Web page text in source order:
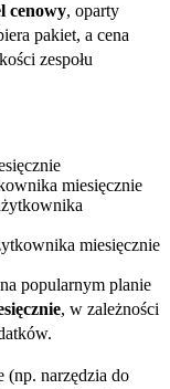
cenowy, oparty
pakiet, a cena
zespołu
miesięcznie
miesięcznie
popularnym planie
, w zależności
(np. narzędzia do